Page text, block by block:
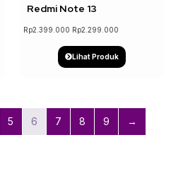
Redmi Note 13
Rp2.399.000 Rp2.299.000
Lihat Produk
5 6 7 8 9 →